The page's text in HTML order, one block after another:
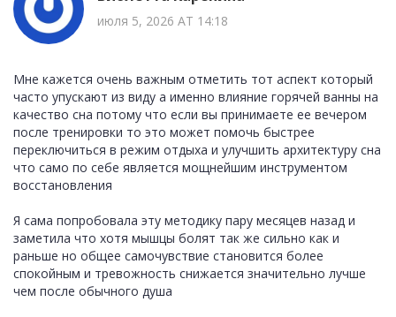
июля 5, 2026 AT 14:18
Мне кажется очень важным отметить тот аспект который
часто упускают из виду а именно влияние горячей ванны на
качество сна потому что если вы принимаете ее вечером
после тренировки то это может помочь быстрее
переключиться в режим отдыха и улучшить архитектуру сна
что само по себе является мощнейшим инструментом
восстановления
Я сама попробовала эту методику пару месяцев назад и
заметила что хотя мышцы болят так же сильно как и
раньше но общее самочувствие становится более
спокойным и тревожность снижается значительно лучше
чем после обычного душа